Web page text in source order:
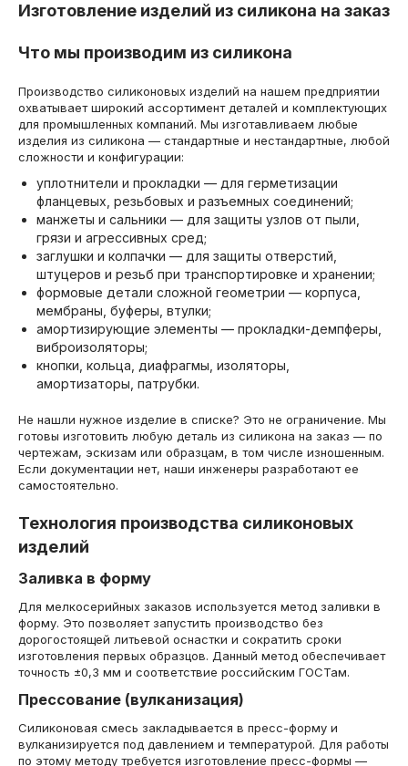
Изготовление изделий из силикона на заказ
Что мы производим из силикона
Производство силиконовых изделий на нашем предприятии
охватывает широкий ассортимент деталей и комплектующих
для промышленных компаний. Мы изготавливаем любые
изделия из силикона — стандартные и нестандартные, любой
сложности и конфигурации:
уплотнители и прокладки — для герметизации
фланцевых, резьбовых и разъемных соединений;
манжеты и сальники — для защиты узлов от пыли,
грязи и агрессивных сред;
заглушки и колпачки — для защиты отверстий,
штуцеров и резьб при транспортировке и хранении;
формовые детали сложной геометрии — корпуса,
мембраны, буферы, втулки;
амортизирующие элементы — прокладки-демпферы,
виброизоляторы;
кнопки, кольца, диафрагмы, изоляторы,
амортизаторы, патрубки.
Не нашли нужное изделие в списке? Это не ограничение. Мы
готовы изготовить любую деталь из силикона на заказ — по
чертежам, эскизам или образцам, в том числе изношенным.
Если документации нет, наши инженеры разработают ее
самостоятельно.
Технология производства силиконовых
изделий
Заливка в форму
Для мелкосерийных заказов используется метод заливки в
форму. Это позволяет запустить производство без
дорогостоящей литьевой оснастки и сократить сроки
изготовления первых образцов. Данный метод обеспечивает
точность ±0,3 мм и соответствие российским ГОСТам.
Прессование (вулканизация)
Силиконовая смесь закладывается в пресс-форму и
вулканизируется под давлением и температурой. Для работы
по этому методу требуется изготовление пресс-формы —